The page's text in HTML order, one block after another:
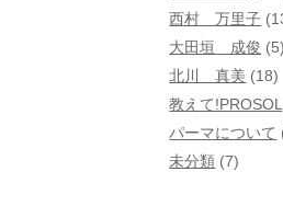
西村 万里子
大田垣 成俊 (5)
北川 真美 (18)
教えて!PROSOL
パーマについて
未分類 (7)